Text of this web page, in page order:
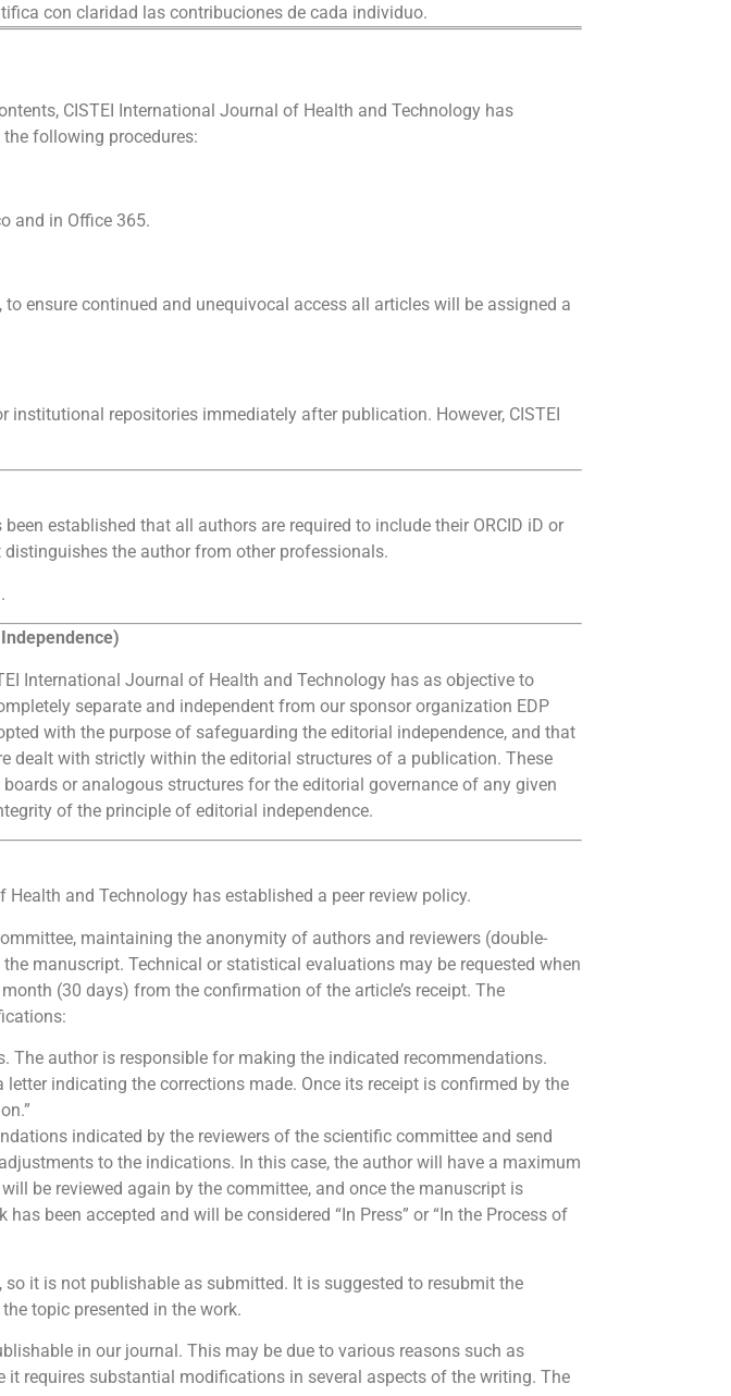
con claridad las contribuciones de cada individuo.
CISTEI International Journal of Health and Technology has
following procedures:
and in Office 365.
ensure continued and unequivocal access all articles will be assigned a
repositories immediately after publication. However, CISTEI
established that all authors are required to include their ORCID iD or
the author from other professionals.
International Journal of Health and Technology has as objective to
separate and independent from our sponsor organization EDP
with the purpose of safeguarding the editorial independence, and that
dealt with strictly within the editorial structures of a publication. These
or analogous structures for the editorial governance of any given
of the principle of editorial independence.
and Technology has established a peer review policy.
maintaining the anonymity of authors and reviewers (double-
manuscript. Technical or statistical evaluations may be requested when
(30 days) from the confirmation of the article’s receipt. The
author is responsible for making the indicated recommendations.
indicating the corrections made. Once its receipt is confirmed by the
indicated by the reviewers of the scientific committee and send
to the indications. In this case, the author will have a maximum
be reviewed again by the committee, and once the manuscript is
been accepted and will be considered “In Press” or “In the Process of
it is not publishable as submitted. It is suggested to resubmit the
topic presented in the work.
in our journal. This may be due to various reasons such as
requires substantial modifications in several aspects of the writing. The